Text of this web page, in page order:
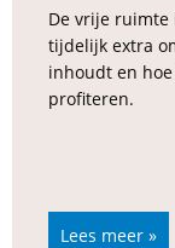
De vrije ruimte
tijdelijk extra
inhoudt en
profiteren.
Lees meer »